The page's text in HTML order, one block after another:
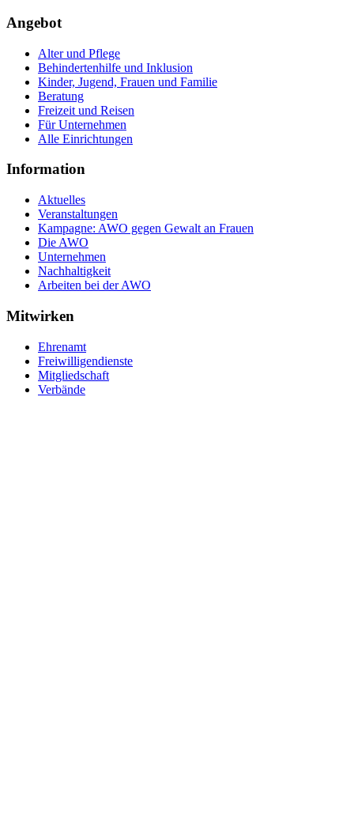
Angebot
Alter und Pflege
Behindertenhilfe und Inklusion
Kinder, Jugend, Frauen und Familie
Beratung
Freizeit und Reisen
Für Unternehmen
Alle Einrichtungen
Information
Aktuelles
Veranstaltungen
Kampagne: AWO gegen Gewalt an Frauen
Die AWO
Unternehmen
Nachhaltigkeit
Arbeiten bei der AWO
Mitwirken
Ehrenamt
Freiwilligendienste
Mitgliedschaft
Verbände